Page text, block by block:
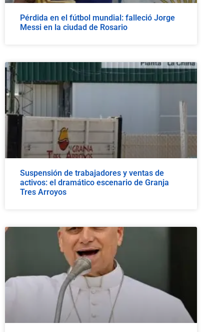
Pérdida en el fútbol mundial: falleció Jorge
Messi en la ciudad de Rosario
Suspensión de trabajadores y ventas de
activos: el dramático escenario de Granja
Tres Arroyos